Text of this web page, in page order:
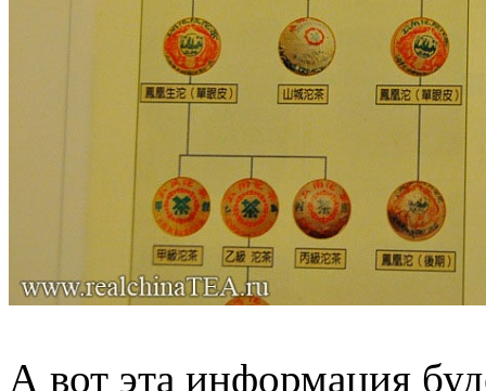
А вот эта информация